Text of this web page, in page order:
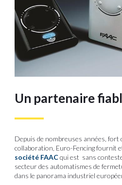
Un partenaire
Depuis de nombreuses années, fort
collaboration, Euro-Fencing fournit
société FAACqui est sans
secteur des automatismes de
dans le panorama industriel